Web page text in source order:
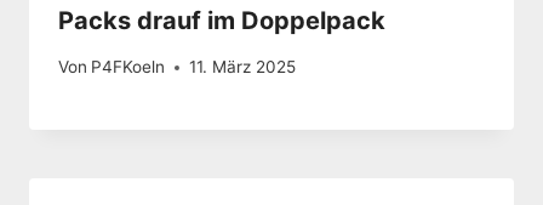
Packs drauf im Doppelpack
Von P4FKoeln 11. März 2025